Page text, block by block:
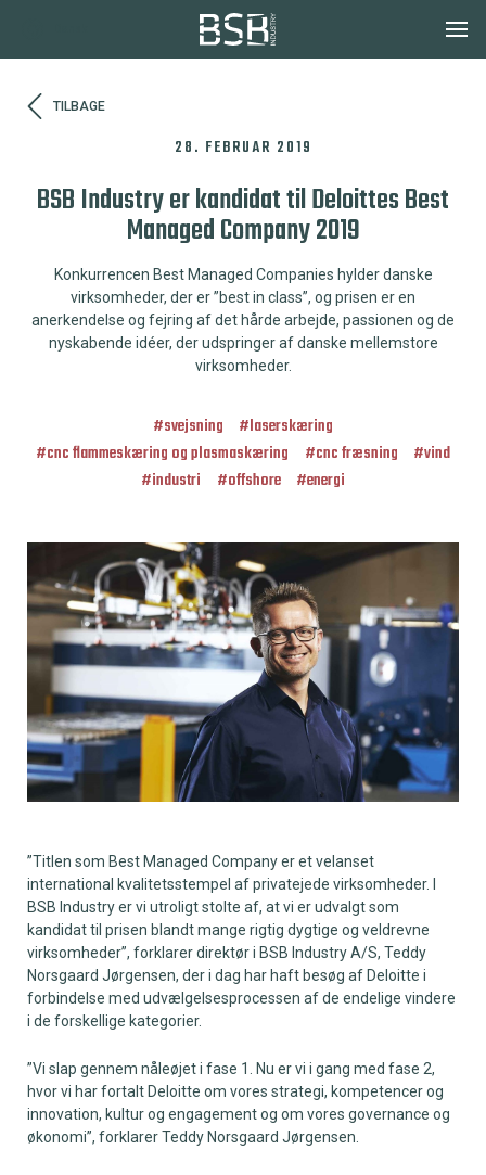
TILBAGE
28. FEBRUAR 2019
BSB Industry er kandidat til Deloittes Best
Managed Company 2019
Konkurrencen Best Managed Companies hylder danske
virksomheder, der er ”best in class”, og prisen er en
anerkendelse og fejring af det hårde arbejde, passionen og de
nyskabende idéer, der udspringer af danske mellemstore
virksomheder.
#svejsning #laserskæring
#cnc flammeskæring og plasmaskæring #cnc fræsning #vind
#industri #offshore #energi
”Titlen som Best Managed Company er et velanset
international kvalitetsstempel af privatejede virksomheder. I
BSB Industry er vi utroligt stolte af, at vi er udvalgt som
kandidat til prisen blandt mange rigtig dygtige og veldrevne
virksomheder”, forklarer direktør i BSB Industry A/S, Teddy
Norsgaard Jørgensen, der i dag har haft besøg af Deloitte i
forbindelse med udvælgelsesprocessen af de endelige vindere
i de forskellige kategorier.
”Vi slap gennem nåleøjet i fase 1. Nu er vi i gang med fase 2,
hvor vi har fortalt Deloitte om vores strategi, kompetencer og
innovation, kultur og engagement og om vores governance og
økonomi”, forklarer Teddy Norsgaard Jørgensen.